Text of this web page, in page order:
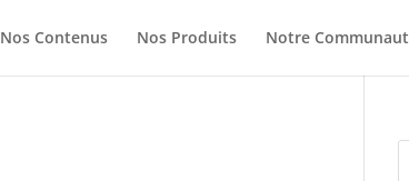
Nos Contenus Nos Produits Notre